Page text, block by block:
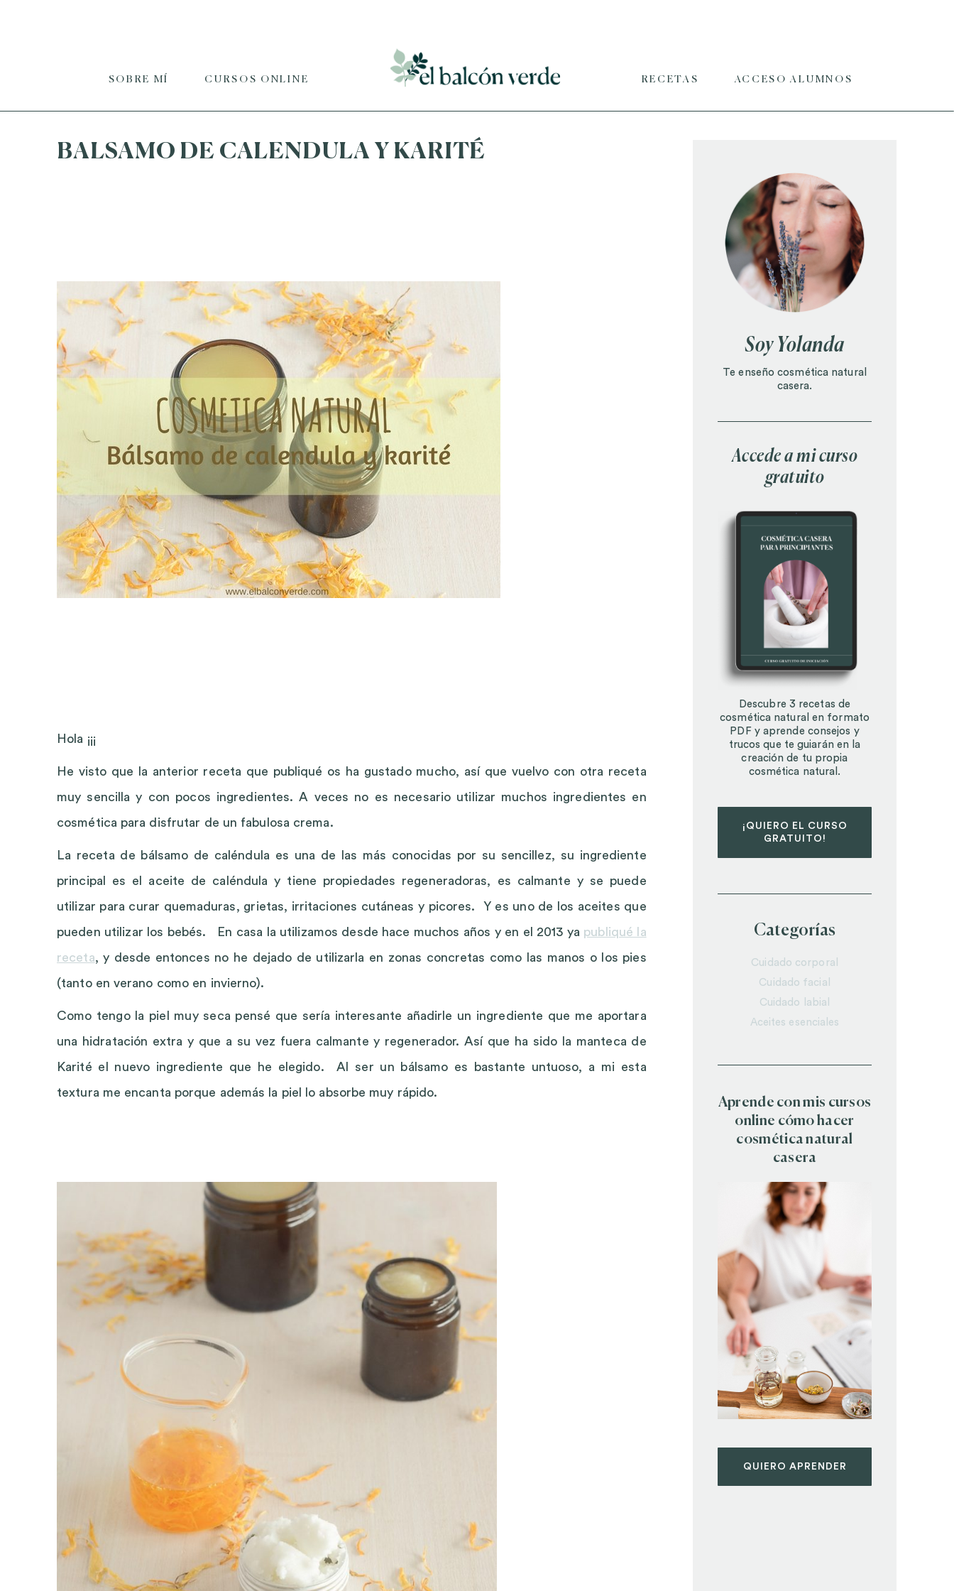
SOBRE MÍ CURSOS ONLINE RECETAS ACCESO ALUMNOS
BALSAMO DE CALENDULA Y KARITÉ
Hola ¡¡¡
He visto que la anterior receta que publiqué os ha gustado mucho, así que vuelvo con otra receta
muy sencilla y con pocos ingredientes. A veces no es necesario utilizar muchos ingredientes en
cosmética para disfrutar de un fabulosa crema.
La receta de bálsamo de caléndula es una de las más conocidas por su sencillez, su ingrediente
principal es el aceite de caléndula y tiene propiedades regeneradoras, es calmante y se puede
utilizar para curar quemaduras, grietas, irritaciones cutáneas y picores. Y es uno de los aceites que
pueden utilizar los bebés. En casa la utilizamos desde hace muchos años y en el 2013 ya publiqué la
receta, y desde entonces no he dejado de utilizarla en zonas concretas como las manos o los pies
(tanto en verano como en invierno).
Como tengo la piel muy seca pensé que sería interesante añadirle un ingrediente que me aportara
una hidratación extra y que a su vez fuera calmante y regenerador. Así que ha sido la manteca de
Karité el nuevo ingrediente que he elegido. Al ser un bálsamo es bastante untuoso, a mi esta
textura me encanta porque además la piel lo absorbe muy rápido.
Soy Yolanda
Te enseño cosmética natural
casera.
Accede a mi curso
gratuito
Descubre 3 recetas de
cosmética natural en formato
PDF y aprende consejos y
trucos que te guiarán en la
creación de tu propia
cosmética natural.
¡QUIERO EL CURSO
GRATUITO!
Categorías
Cuidado corporal
Cuidado facial
Cuidado labial
Aceites esenciales
Aprende con mis cursos
online cómo hacer
cosmética natural
casera
QUIERO APRENDER